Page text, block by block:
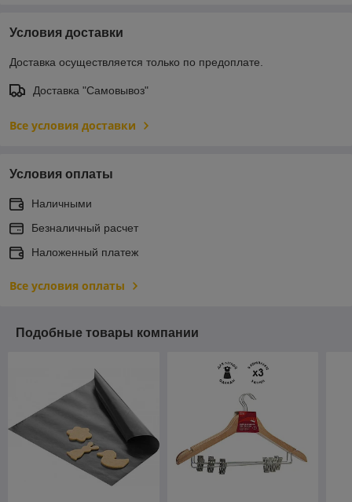
Условия доставки
Доставка осуществляется только по предоплате.
Доставка "Самовывоз"
Все условия доставки
Условия оплаты
Наличными
Безналичный расчет
Наложенный платеж
Все условия оплаты
Подобные товары компании